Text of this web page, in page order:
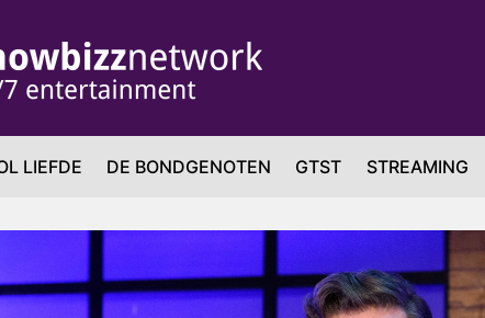
LIEFDE DE BONDGENOTEN GTST STREAMING